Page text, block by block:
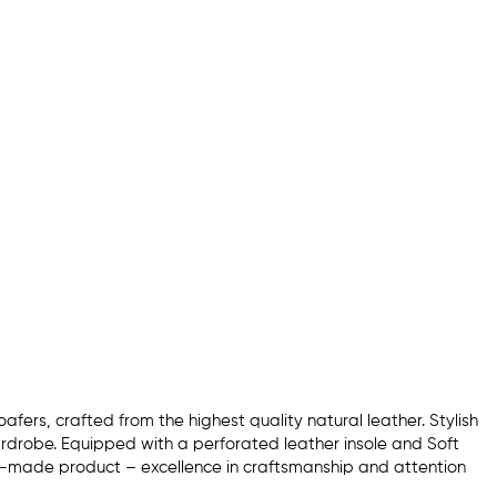
crafted from the highest quality natural leather. Stylish
Equipped with a perforated leather insole and Soft
made product – excellence in craftsmanship and attention